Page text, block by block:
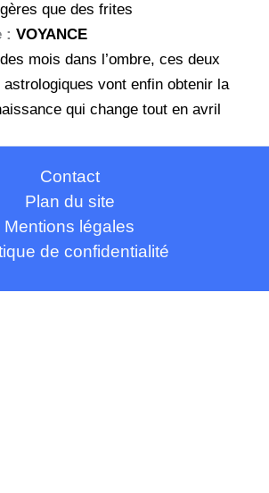
que des frites
: VOYANCE
mois dans l’ombre, ces deux
astrologiques vont enfin obtenir la
qui change tout en avril
Contact
Plan du site
Mentions légales
de confidentialité